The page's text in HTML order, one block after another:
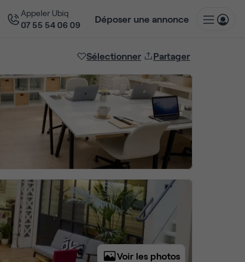
Appeler Ubiq
07 55 54 06 09
Déposer une annonce
Sélectionner Partager
Voir les photos